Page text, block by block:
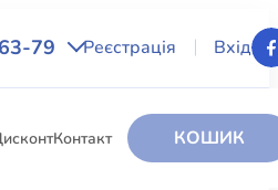
79 Реєстрація Вхід
Контакт КОШИК